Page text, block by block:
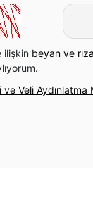
ilişkin beyan ve
ve Veli Aydınlatma